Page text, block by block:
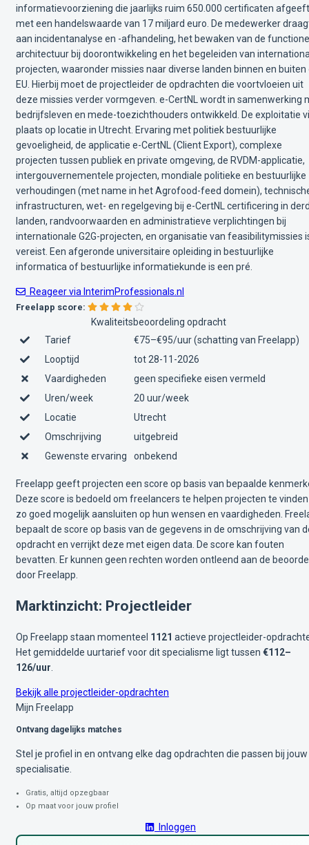
informatievoorziening die jaarlijks ruim 650.000 certificaten afgeeft
met een handelswaarde van 17 miljard euro. De medewerker
aan incidentanalyse en -afhandeling, het bewaken van de
architectuur bij doorontwikkeling en het begeleiden van
projecten, waaronder missies naar diverse landen binnen en buiten
EU. Hierbij moet de projectleider de opdrachten die voortvloeien uit
deze missies verder vormgeven. e-CertNL wordt in samenwerking
bedrijfsleven en mede-toezichthouders ontwikkeld. De exploitatie
plaats op locatie in Utrecht. Ervaring met politiek bestuurlijke
gevoeligheid, de applicatie e-CertNL (Client Export), complexe
projecten tussen publiek en private omgeving, de RVDM-applicatie,
intergouvernementele projecten, mondiale politieke en bestuurlijke
verhoudingen (met name in het Agrofood-feed domein),
infrastructuren, wet- en regelgeving bij e-CertNL certificering in
landen, randvoorwaarden en administratieve verplichtingen bij
internationale G2G-projecten, en organisatie van feasibilitymissies
vereist. Een afgeronde universitaire opleiding in bestuurlijke
informatica of bestuurlijke informatiekunde is een pré.
Reageer via InterimProfessionals.nl
Freelapp score:
Kwaliteitsbeoordeling opdracht
Tarief
€75–€95/uur (schatting van Freelapp)
Looptijd
tot 28-11-2026
Vaardigheden
geen specifieke eisen vermeld
Uren/week
20 uur/week
Locatie
Utrecht
Omschrijving
uitgebreid
Gewenste ervaring
onbekend
Freelapp geeft projecten een score op basis van bepaalde
Deze score is bedoeld om freelancers te helpen projecten te
zo goed mogelijk aansluiten op hun wensen en vaardigheden.
bepaalt de score op basis van de gegevens in de omschrijving van
opdracht en verrijkt deze met eigen data. De score kan fouten
bevatten. Er kunnen geen rechten worden ontleend aan de
door Freelapp.
Marktinzicht: Projectleider
Op Freelapp staan momenteel 1121 actieve projectleider-
Het gemiddelde uurtarief voor dit specialisme ligt tussen €112–
126/uur
Bekijk alle projectleider-opdrachten
Mijn Freelapp
Ontvang dagelijks matches
Stel je profiel in en ontvang elke dag opdrachten die passen bij jouw
specialisatie.
Gratis, altijd opzegbaar
Op maat voor jouw profiel
Inloggen